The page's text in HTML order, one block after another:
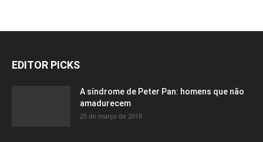
EDITOR PICKS
A síndrome de Peter Pan: homens que não
amadurecem
25 de março de 2018